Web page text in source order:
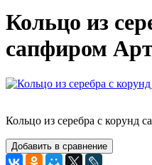
Кольцо из
сапфиром
Кольцо из серебра с корунд
Добавить в сравнение